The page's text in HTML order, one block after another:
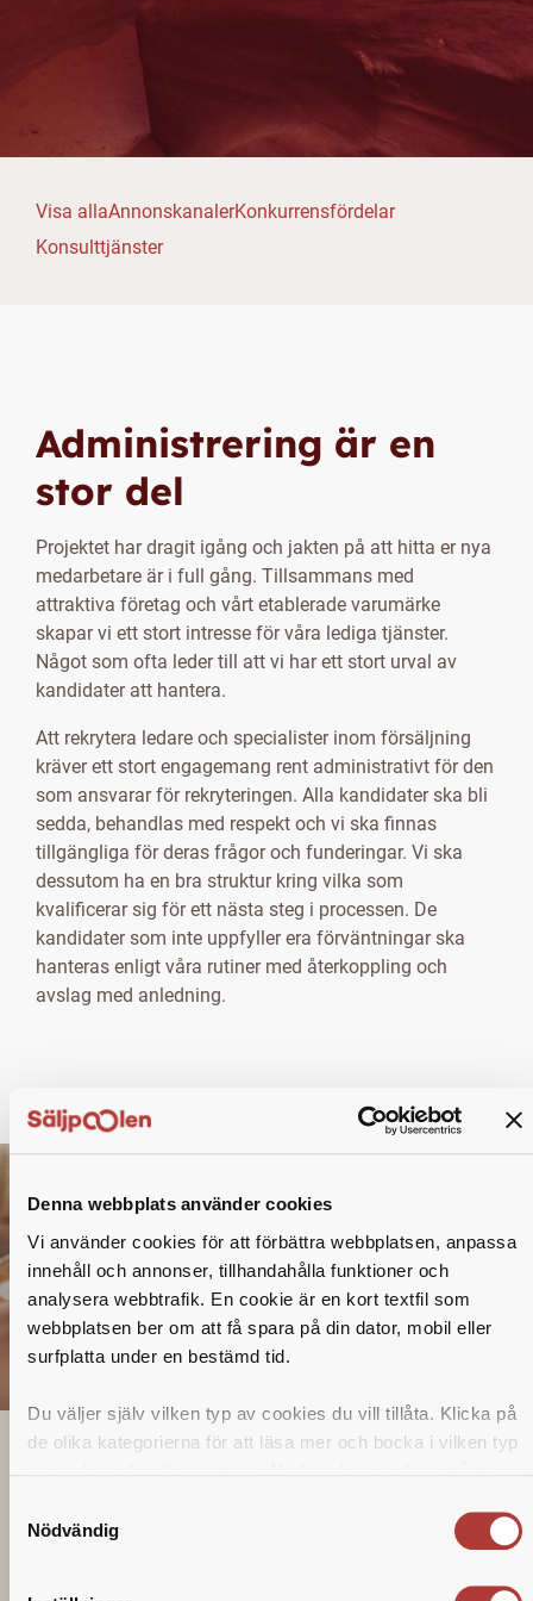
Denna webbplats använder cookies
Vi använder cookies för att förbättra webbplatsen, anpassa
innehåll och annonser, tillhandahålla funktioner och
analysera webbtrafik. En cookie är en kort textfil som
webbplatsen ber om att få spara på din dator, mobil eller
surfplatta under en bestämd tid.
Du väljer själv vilken typ av cookies du vill tillåta. Klicka på
de olika kategorierna för att läsa mer och bocka i vilken typ
“Tillåt alla” godkänner du vår behandling för webbanalys,
Nödvändig
Visa allaAnnonskanalerKonkurrensfördelar
Konsulttjänster
Administrering är en
stor del
Projektet har dragit igång och jakten på att hitta er nya
medarbetare är i full gång. Tillsammans med
attraktiva företag och vårt etablerade varumärke
skapar vi ett stort intresse för våra lediga tjänster.
Något som ofta leder till att vi har ett stort urval av
kandidater att hantera.
Att rekrytera ledare och specialister inom försäljning
kräver ett stort engagemang rent administrativt för den
som ansvarar för rekryteringen. Alla kandidater ska bli
sedda, behandlas med respekt och vi ska finnas
tillgängliga för deras frågor och funderingar. Vi ska
dessutom ha en bra struktur kring vilka som
kvalificerar sig för ett nästa steg i processen. De
kandidater som inte uppfyller era förväntningar ska
hanteras enligt våra rutiner med återkoppling och
avslag med anledning.
Olika urvalsmetoder
effektivt använder vi oss av olika urvalsmetoder